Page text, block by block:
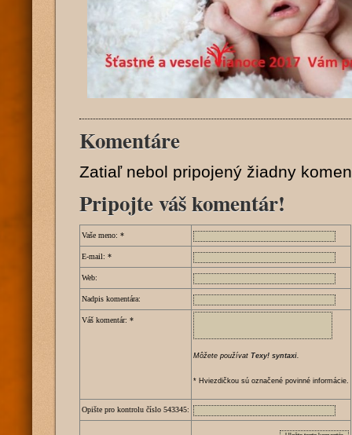
Komentáre
Zatiaľ nebol pripojený žiadny
Pripojte váš komentár!
Vaše meno: *
E-mail: *
Web:
Nadpis komentára:
Váš komentár: *
Môžete používat Texy! syntaxi.
* Hviezdičkou sú označené povinné informácie.
Opište pro kontrolu číslo 543345: